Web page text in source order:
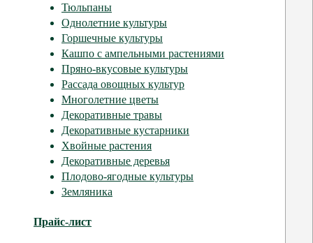
Тюльпаны
Однолетние культуры
Горшечные культуры
Кашпо с ампельными растениями
Пряно-вкусовые культуры
Рассада овощных культур
Многолетние цветы
Декоративные травы
Декоративные кустарники
Хвойные растения
Декоративные деревья
Плодово-ягодные культуры
Земляника
Прайс-лист